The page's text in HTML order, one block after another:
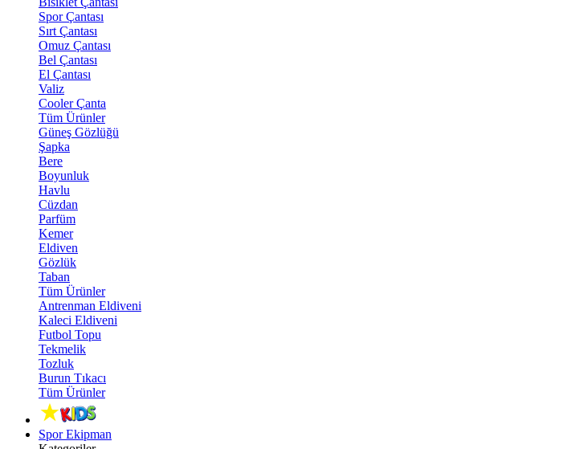
Spor Çantası
Sırt Çantası
Omuz Çantası
Bel Çantası
El Çantası
Valiz
Cooler Çanta
Tüm Ürünler
Güneş Gözlüğü
Şapka
Bere
Boyunluk
Havlu
Cüzdan
Parfüm
Kemer
Eldiven
Gözlük
Taban
Tüm Ürünler
Antrenman Eldiveni
Kaleci Eldiveni
Futbol Topu
Tekmelik
Tozluk
Burun Tıkacı
Tüm Ürünler
Spor Ekipman